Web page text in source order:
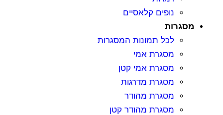
נופים קלאסיים
לכל תמונות המסגרות
מסגרת אמי
מסגרת אמי קטן
מסגרת מדרגות
מסגרת מהודר
מסגרת מהודר קטן